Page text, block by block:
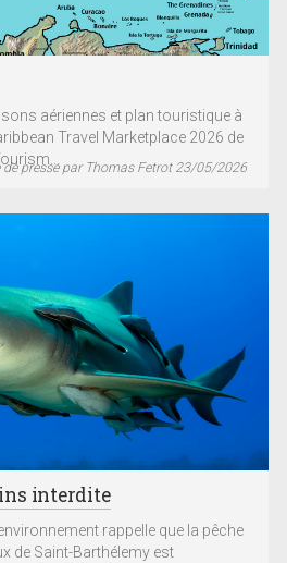
aériennes et plan touristique à
Travel Marketplace 2026 de
de presse par Thomas Fetrot 23/05/2026
interdite
rappelle que la pêche
de Saint-Barthélemy est